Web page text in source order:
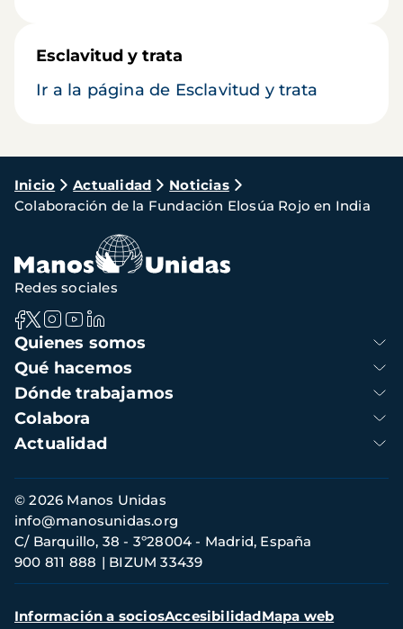
Esclavitud y trata
Ir a la página de Esclavitud y trata
Ruta
de
navegación
Inicio Actualidad
Noticias
Colaboración de la Fundación Elosúa Rojo en India
Navegación
principal
Quienes somos
Qué hacemos
Dónde trabajamos
Colabora
Actualidad
Redes sociales
Información
de
contacto
© 2026 Manos Unidas
C/ Barquillo, 38 - 3º28004 - Madrid, España
900 811 888
BIZUM 33439
info@manosunidas.org
Menú
Información a sociosAccesibilidadMapa web